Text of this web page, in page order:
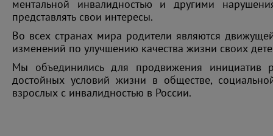
ментальной инвалидностью и другими
представлять свои интересы.
Во всех странах мира родители являются
изменений по улучшению качества жизни своих
Мы объединились для продвижения инициатив
достойных условий жизни в обществе,
взрослых с инвалидностью в России.